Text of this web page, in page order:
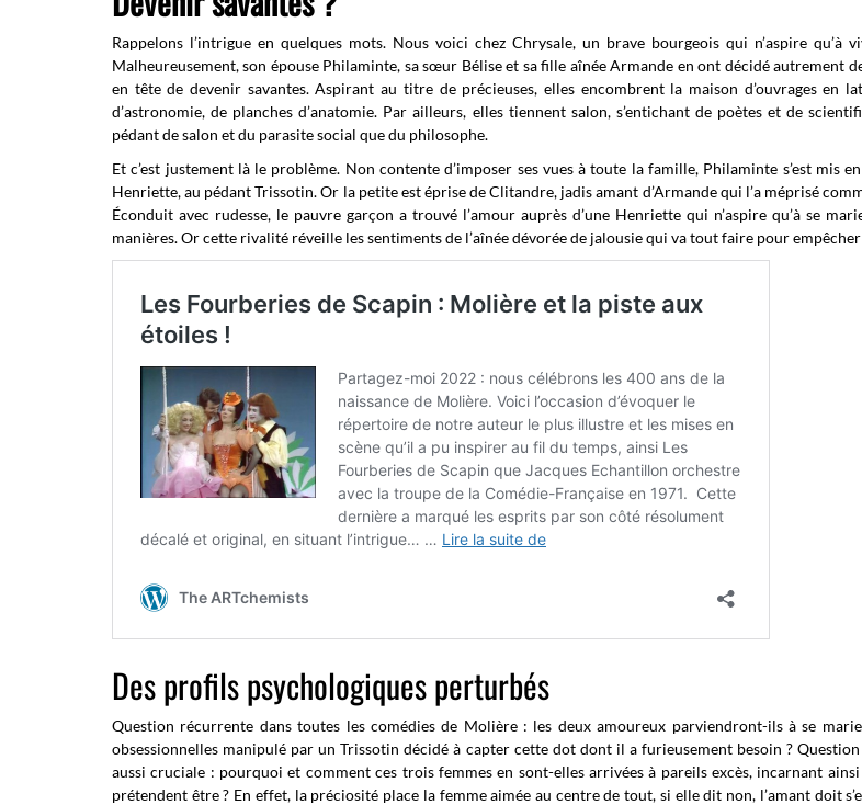
Rappelons l’intrigue en quelques mots. Nous voici chez Chrysale, un brave bourgeois qui n’aspire qu’à
Malheureusement, son épouse Philaminte, sa sœur Bélise et sa fille aînée Armande en ont décidé autrement
en tête de devenir savantes. Aspirant au titre de précieuses, elles encombrent la maison d’ouvrages en
d’astronomie, de planches d’anatomie. Par ailleurs, elles tiennent salon, s’entichant de poètes et de
pédant de salon et du parasite social que du philosophe.
Et c’est justement là le problème. Non contente d’imposer ses vues à toute la famille, Philaminte s’est mis
Henriette, au pédant Trissotin. Or la petite est éprise de Clitandre, jadis amant d’Armande qui l’a méprisé
Éconduit avec rudesse, le pauvre garçon a trouvé l’amour auprès d’une Henriette qui n’aspire qu’à se
manières. Or cette rivalité réveille les sentiments de l’aînée dévorée de jalousie qui va tout faire pour
Des profils psychologiques perturbés
Question récurrente dans toutes les comédies de Molière : les deux amoureux parviendront-ils à se
obsessionnelles manipulé par un Trissotin décidé à capter cette dot dont il a furieusement besoin ?
aussi cruciale : pourquoi et comment ces trois femmes en sont-elles arrivées à pareils excès, incarnant
prétendent être ? En effet, la préciosité place la femme aimée au centre de tout, si elle dit non, l’amant doit